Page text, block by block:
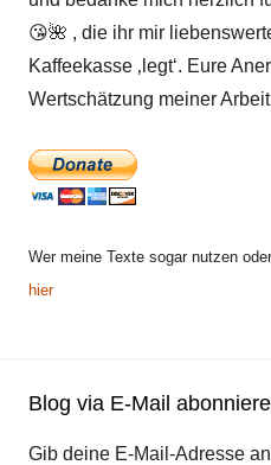
😘🌺 , die ihr mir
Kaffeekasse ‚legt‘. Eure
Wertschätzung meiner
Wer meine Texte sogar nutzen
hier
Blog via E-Mail
Gib deine E-Mail-Adresse